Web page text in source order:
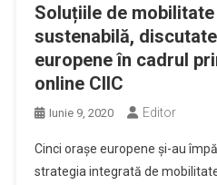
Soluțiile de mobilitate
sustenabilă,
europene în cadrul
online CIIC
Iunie 9, 2020 Editor
Cinci orașe europene și-au
strategia integrată de